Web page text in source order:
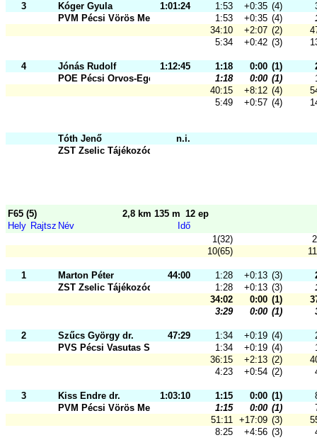
3 Kóger Gyula 1:01:24 1:53 +0:35 (4)
PVM Pécsi Vörös Meteor SK
1:53 +0:35 (4)
34:10
+2:07 (2)
5:34
+0:42 (3)
4 Jónás Rudolf 1:12:45 1:18 0:00 (1)
POE Pécsi Orvos-Egészségügyi Sport1:18 0:00 (1)
40:15
+8:12 (4)
5:49
+0:57 (4)
Tóth Jenő
n.i.
ZST Zselic Tájékozódási Futó és Sz
F65 (5) 2,8 km 135 m 12 ep
Hely Rajtsz Név
Idő
1(32)
10(65)
1 Marton Péter 44:00 1:28 +0:13 (3)
ZST Zselic Tájékozódási Futó és Sz 1:28 +0:13 (3)
34:02
0:00 (1)
3:29
0:00 (1)
2 Szűcs György dr. 47:29 1:34 +0:19 (4)
PVS Pécsi Vasutas Sportkör
1:34 +0:19 (4)
36:15
+2:13 (2)
4:23
+0:54 (2)
3 Kiss Endre dr. 1:03:10 1:15 0:00 (1)
PVM Pécsi Vörös Meteor SK
1:15 0:00 (1)
51:11 +17:09 (3)
8:25
+4:56 (3)